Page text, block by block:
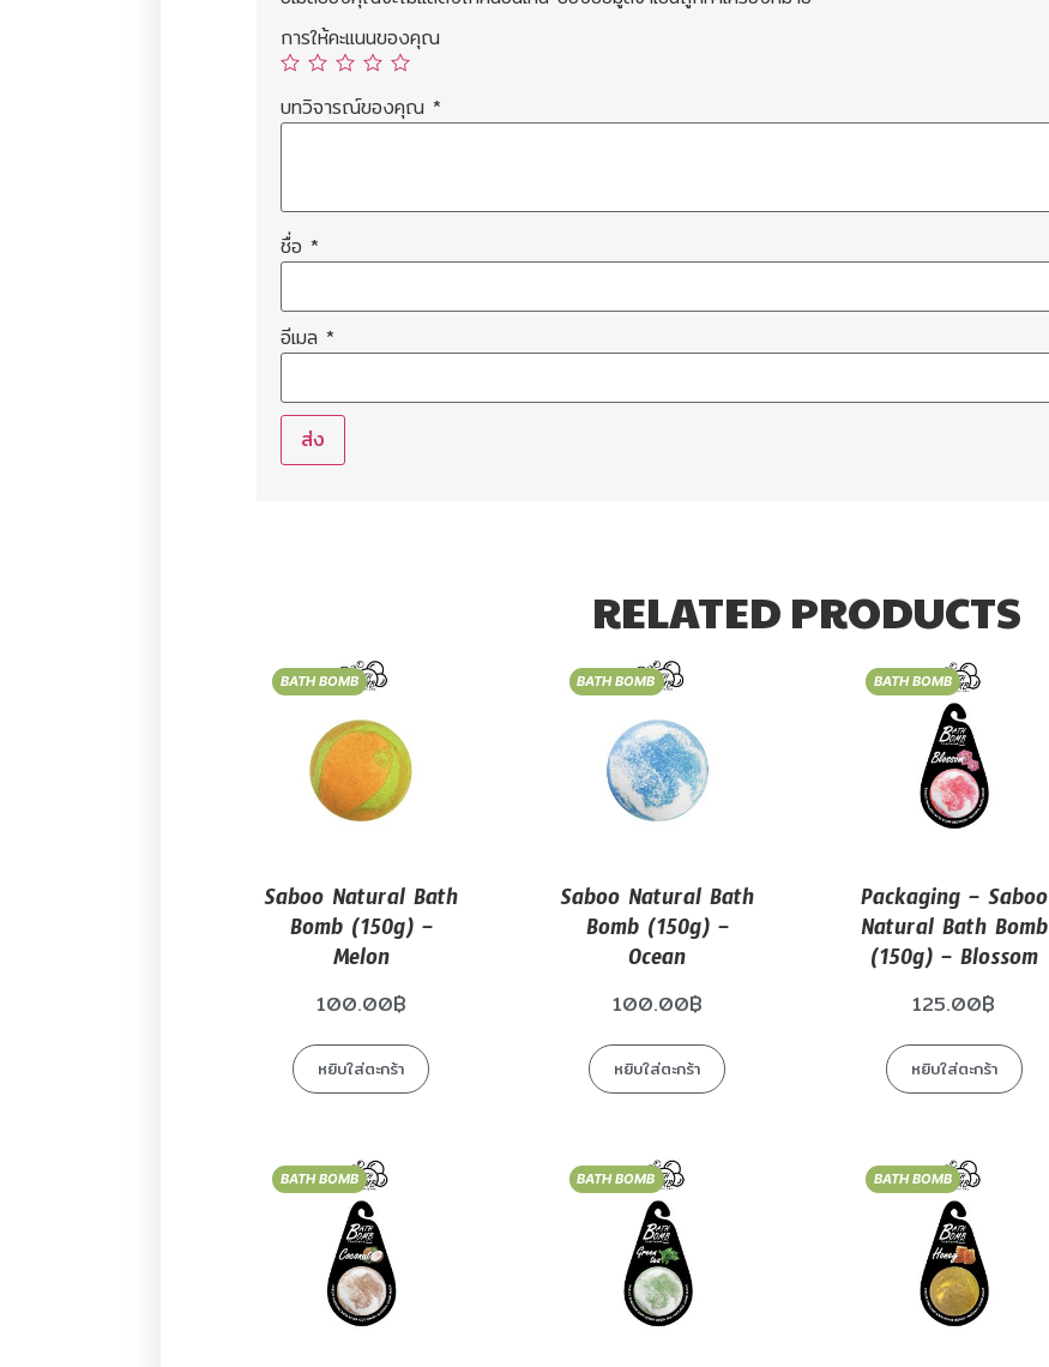
การให้คะแนนของคุณ
บทวิจารณ์ของคุณ*
ชื่อ*
อีเมล*
RELATED PRODUCTS
BATH BOMB
Saboo Natural Bath
Bomb (150g) –
Melon
100.00฿
หยิบใส่ตะกร้า
BATH BOMB
Saboo Natural Bath
Bomb (150g) –
Ocean
100.00฿
หยิบใส่ตะกร้า
BATH BOMB
Packaging – Saboo
Natural Bath Bomb
(150g) – Blossom
125.00฿
หยิบใส่ตะกร้า
BATH BOMB BATH BOMB BATH BOMB